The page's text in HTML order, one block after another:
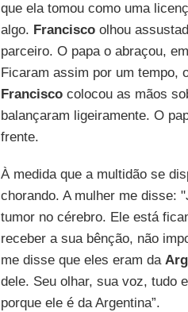
que ela tomou como uma
algo. Franciscoolhou
parceiro. O papa o abraçou,
Ficaram assim por um tempo,
Franciscocolocou as mãos
balançaram ligeiramente. O
frente.
À medida que a multidão se
chorando. A mulher me disse:
tumor no cérebro. Ele está
receber a sua bênção, não
me disse que eles eram da
dele. Seu olhar, sua voz, tudo
porque ele é da Argentina”.